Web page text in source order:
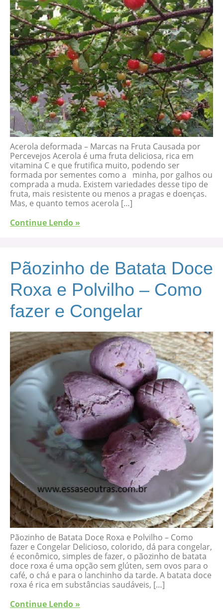
Acerola deformada – Marcas na Fruta Causada por
Percevejos Acerola é uma fruta deliciosa, rica em
vitamina C e que frutifica muito, podendo ser
formada por sementes como a minha, por galhos ou
comprada a muda. Existem variedades desse tipo de
fruta, mais resistente ou menos a pragas e doenças.
Mas, e quanto temos acerola […]
Continue Lendo »
Pãozinho de Batata Doce
Roxa e Polvilho – Como
fazer e Congelar
Pãozinho de Batata Doce Roxa e Polvilho – Como
fazer e Congelar Delicioso, colorido, dá para congelar,
é econômico, simples de fazer, o pãozinho de batata
doce roxa é uma opção sem glúten, sem ovos para o
café, o chá e para o lanchinho da tarde. A batata doce
roxa é rica em substâncias saudáveis, […]
Continue Lendo »